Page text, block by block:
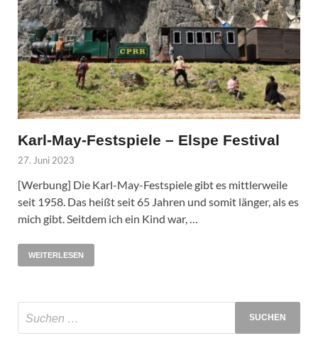
Karl-May-Festspiele – Elspe Festival
27. Juni 2023
[Werbung] Die Karl-May-Festspiele gibt es mittlerweile
seit 1958. Das heißt seit 65 Jahren und somit länger, als es
mich gibt. Seitdem ich ein Kind war, …
WEITERLESEN